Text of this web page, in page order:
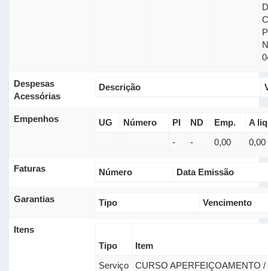
Despesas
Acessórias
Descrição
Empenhos UG Número PI ND Emp.
A
-
- 0,00 0,00
Faturas Número Data Emissão
Garantias Tipo Vencimento
Itens
Tipo
Item
Serviço
CURSO APERFEIÇOAMENTO